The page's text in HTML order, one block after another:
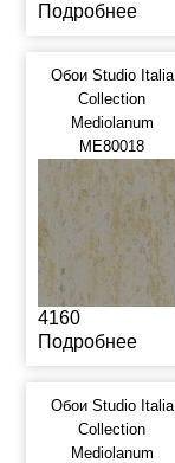
Подробнее
Обои Studio Italia
Collection
Mediolanum
ME80018
4160
Подробнее
Обои Studio Italia
Collection
Mediolanum